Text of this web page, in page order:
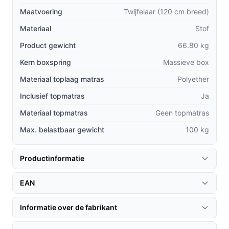
Comfortschuimlaag:
De matrassen zijn voorzien
van een extra laag comfortschuim, wat zorgt voor
een zachtere en ondersteunende slaapervaring.
Geen topmatras nodig:
Dankzij het ontwerp is een
aparte topmatras niet noodzakelijk, wat het
onderhoud vergemakkelijkt.
Gebruik & praktische tips
enkele tips:
Installatie & setup
De installatie van de boxspring is eenvoudig. Volg deze
stappen voor een optimale opbouw:
Plaats de massieve box op de gewenste locatie in je
slaapkamer.
Maatvoering
Twijfelaar (120 cm breed)
Materiaal
Stof
Product gewicht
66.80 kg
Kern boxspring
Massieve box
Materiaal toplaag matras
Polyether
Inclusief topmatras
Ja
Materiaal topmatras
Geen topmatras
Max. belastbaar gewicht
100 kg
Productinformatie
EAN
Informatie over de fabrikant